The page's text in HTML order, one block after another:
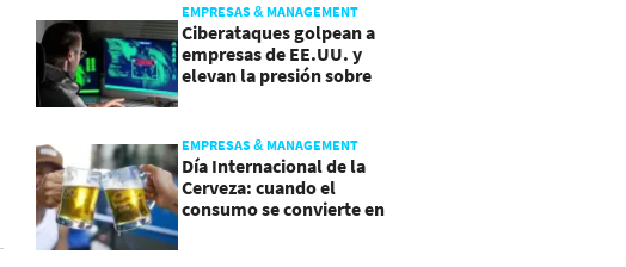
EMPRESAS & MANAGEMENT
Ciberataques golpean a
empresas de EE.UU. y
elevan la presión sobre
EMPRESAS & MANAGEMENT
Día Internacional de la
Cerveza: cuando el
consumo se convierte en